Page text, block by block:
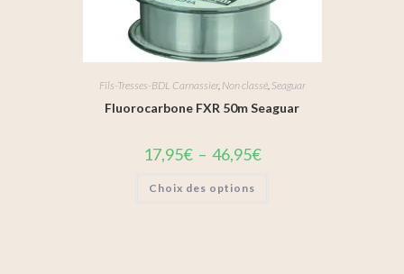
Fils-Tresses-BDL Carnassier, Non classé, Seaguar
Fluorocarbone FXR 50m Seaguar
17,95€ – 46,95€
Choix des options